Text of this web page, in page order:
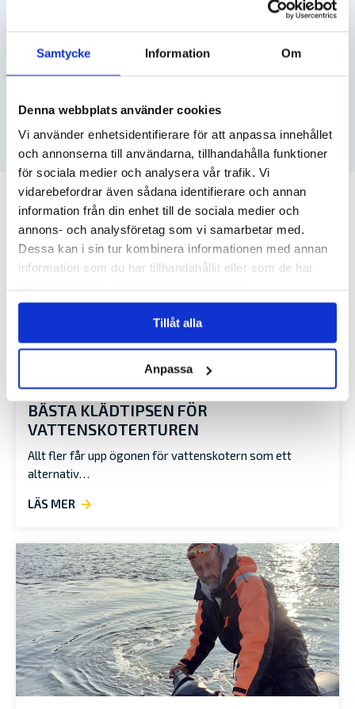
Samtycke Information Om
Denna webbplats använder cookies
Vi använder enhetsidentifierare för att anpassa innehållet
och annonserna till användarna, tillhandahålla funktioner
för sociala medier och analysera vår trafik. Vi
vidarebefordrar även sådana identifierare och annan
information från din enhet till de sociala medier och
annons- och analysföretag som vi samarbetar med.
Dessa kan i sin tur kombinera informationen med annan
information som du har tillhandahållit eller som de har
Tillåt alla
Anpassa
VATTENSKOTER
SE DITT PRIS
RELATERADE ARTIKLAR
BÄSTA KLÄDTIPSEN FÖR
VATTENSKOTERTUREN
Allt fler får upp ögonen för vattenskotern som ett
alternativ…
LÄS MER